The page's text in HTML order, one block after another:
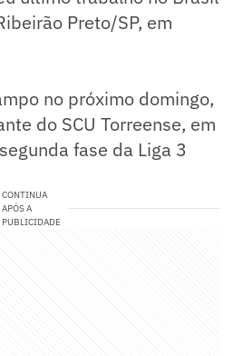
Preto/SP, em
no próximo domingo,
do SCU Torreense, em
fase da Liga 3
CONTINUA
APÓS A
PUBLICIDADE